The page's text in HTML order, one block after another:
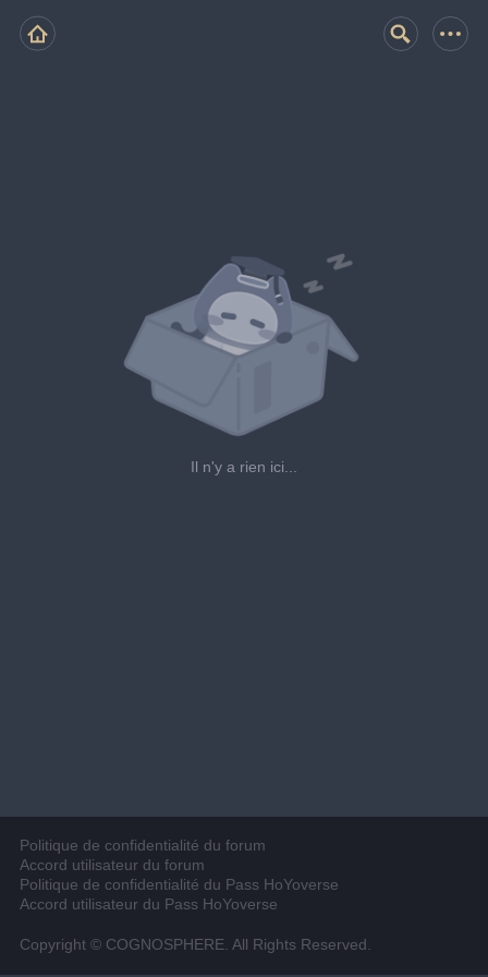
Il n'y a rien ici...
Politique de confidentialité du forum
Accord utilisateur du forum
Politique de confidentialité du Pass HoYoverse
Accord utilisateur du Pass HoYoverse
Copyright © COGNOSPHERE. All Rights Reserved.